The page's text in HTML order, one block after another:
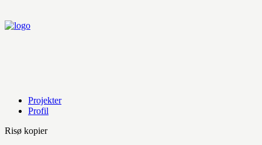
Projekter
Profil
Risø kopier